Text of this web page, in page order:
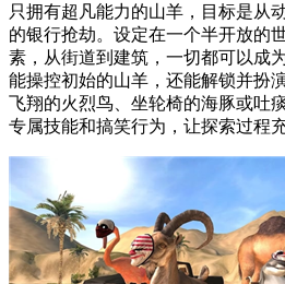
只拥有超凡能力的山羊，目标是从
的银行抢劫。设定在一个半开放的
素，从街道到建筑，一切都可以成
能操控初始的山羊，还能解锁并扮
飞翔的火烈鸟、坐轮椅的海豚或吐
专属技能和搞笑行为，让探索过程